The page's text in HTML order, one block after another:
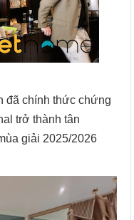
đã chính thức chứng
trở thành tân
giải 2025/2026